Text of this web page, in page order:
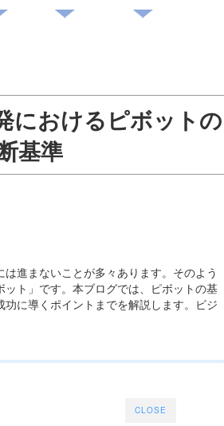
におけるピボット
基準
進まないことが多々あります。そのよう
ト」です。本ブログでは、ピボットの基
に導くポイントまでを解説します。ビジ
CLOSE